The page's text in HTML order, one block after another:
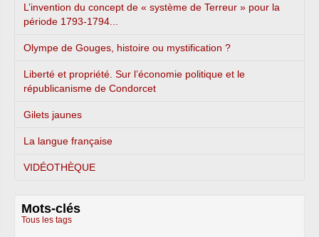
L’invention du concept de « système de Terreur » pour la
période 1793-1794...
Olympe de Gouges, histoire ou mystification ?
Liberté et propriété. Sur l’économie politique et le
républicanisme de Condorcet
Gilets jaunes
La langue française
VIDÉOTHÈQUE
Mots-clés
Tous les tags